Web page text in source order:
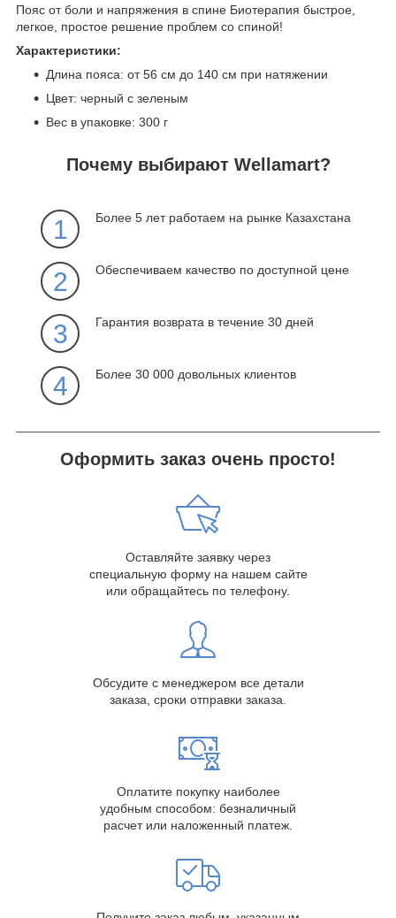
Пояс от боли и напряжения в спине Биотерапия быстрое,
легкое, простое решение проблем со спиной!
Характеристики:
Длина пояса: от 56 см до 140 см при натяжении
Цвет: черный с зеленым
Вес в упаковке: 300 г
Почему выбирают Wellamart?
1 Более 5 лет работаем на рынке Казахстана
2 Обеспечиваем качество по доступной цене
3 Гарантия возврата в течение 30 дней
4 Более 30 000 довольных клиентов
Оформить заказ очень просто!
Оставляйте заявку через
специальную форму на нашем сайте
или обращайтесь по телефону.
Обсудите с менеджером все детали
заказа, сроки отправки заказа.
Оплатите покупку наиболее
удобным способом: безналичный
расчет или наложенный платеж.